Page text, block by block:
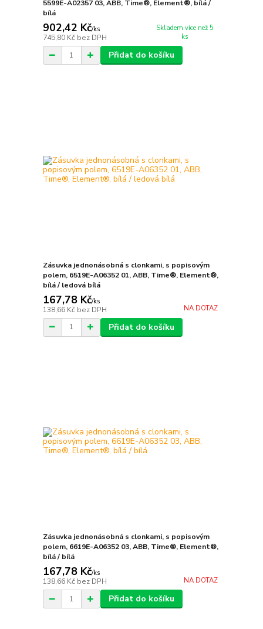
5599E-A02357 03, ABB, Time®, Element®, bílá /
bílá
902,42 Kč/ks
745,80 Kč bez DPH
Skladem více než 5
ks
Přidat do košíku
Zásuvka jednonásobná s clonkami, s popisovým
polem, 6519E-A06352 01, ABB, Time®, Element®,
bílá / ledová bílá
167,78 Kč/ks
138,66 Kč bez DPH NA DOTAZ
Přidat do košíku
Zásuvka jednonásobná s clonkami, s popisovým
polem, 6619E-A06352 03, ABB, Time®, Element®,
bílá / bílá
167,78 Kč/ks
138,66 Kč bez DPH NA DOTAZ
Přidat do košíku